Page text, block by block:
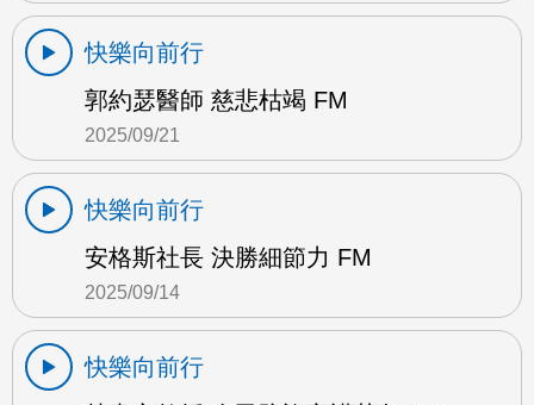
快樂向前行
郭約瑟醫師 慈悲枯竭 FM
2025/09/21
快樂向前行
安格斯社長 決勝細節力 FM
2025/09/14
快樂向前行